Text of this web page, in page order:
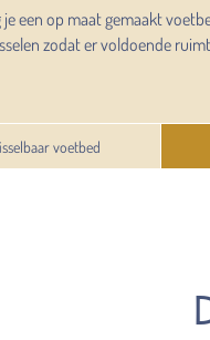
je een op maat gemaakt
zodat er voldoende
voetbed